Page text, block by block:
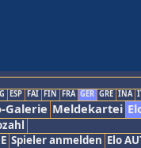
ESP FAI FIN FRA GER GRE INA
Galerie Meldekartei
Spieler anmelden Elo